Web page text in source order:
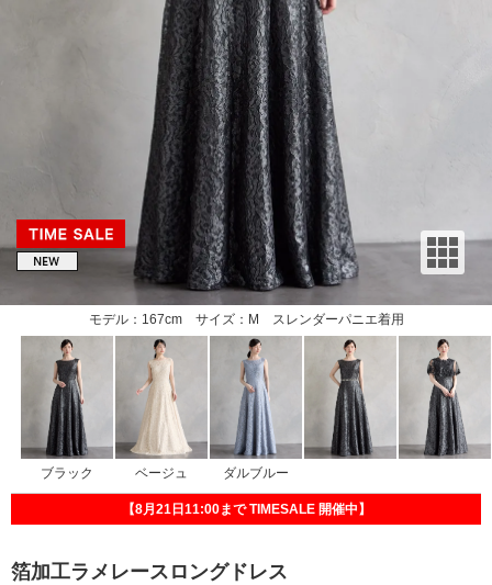
モデル：167cm サイズ：M スレンダーパニエ着用
ブラック ベージュ ダルブルー
箔加工ラメレースロングドレス
【8月21日11:00まで TIMESALE 開催中】